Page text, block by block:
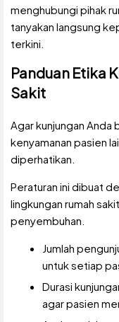
menghubungi pihak
tanyakan langsung
terkini.
Panduan Etika
Sakit
Agar kunjungan Anda
kenyamanan pasien
diperhatikan.
Peraturan ini dibuat
lingkungan rumah
penyembuhan.
Jumlah
untuk setiap
Durasi
agar pasien